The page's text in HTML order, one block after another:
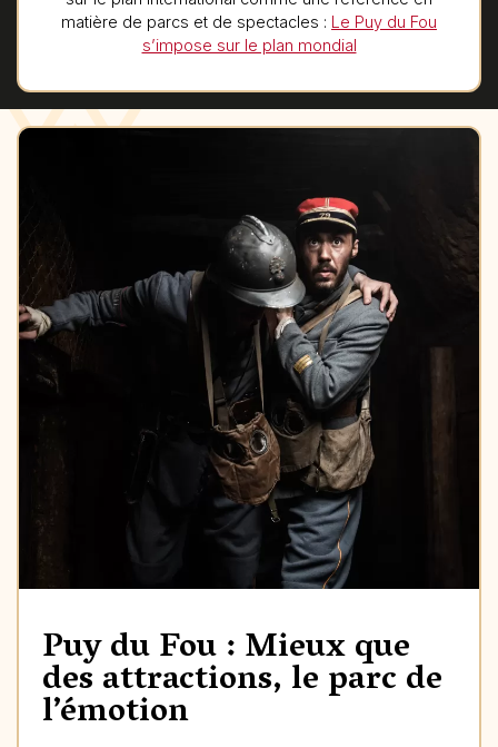
matière de parcs et de spectacles : Le Puy du Fou
s’impose sur le plan mondial
Puy du Fou : Mieux que
des attractions, le parc de
l’émotion